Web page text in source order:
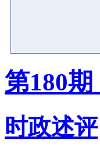
第180期
时政述评